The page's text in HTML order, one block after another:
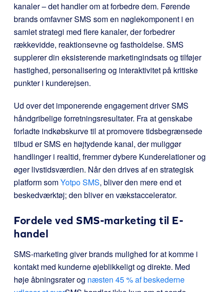
kanaler – det handler om at forbedre dem. Førende
brands omfavner SMS som en nøglekomponent i en
samlet strategi med flere kanaler, der forbedrer
rækkevidde, reaktionsevne og fastholdelse. SMS
supplerer din eksisterende marketingindsats og tilføjer
hastighed, personalisering og interaktivitet på kritiske
punkter i kunderejsen.
Ud over det imponerende engagement driver SMS
håndgribelige forretningsresultater. Fra at genskabe
forladte indkøbskurve til at promovere tidsbegrænsede
tilbud er SMS en højtydende kanal, der muliggør
handlinger i realtid, fremmer dybere Kunderelationer og
øger livstidsværdien. Når den drives af en strategisk
platform somYotpo SMS, bliver den mere end et
beskedværktøj; den bliver en vækstaccelerator.
Fordele ved SMS-marketing til E-
handel
SMS-marketing giver brands mulighed for at komme i
kontakt med kunderne øjeblikkeligt og direkte. Med
høje åbningsrater og næsten 45 % af beskederne